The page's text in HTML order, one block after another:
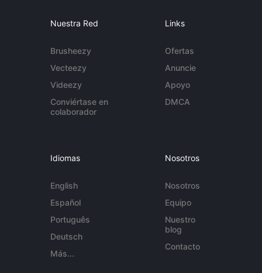
Nuestra Red
Brusheezy
Vecteezy
Videezy
Conviértase en
colaborador
Links
Ofertas
Anuncie
Apoyo
DMCA
Idiomas
English
Español
Português
Deutsch
Más...
Nosotros
Nosotros
Equipo
Nuestro
blog
Contacto